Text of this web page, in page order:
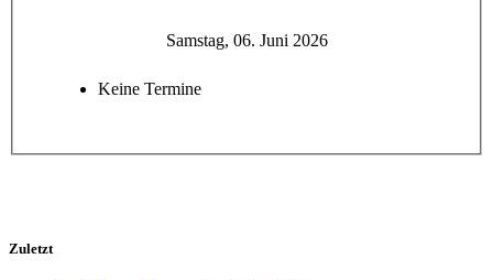
Samstag, 06. Juni 2026
Keine Termine
Zuletzt